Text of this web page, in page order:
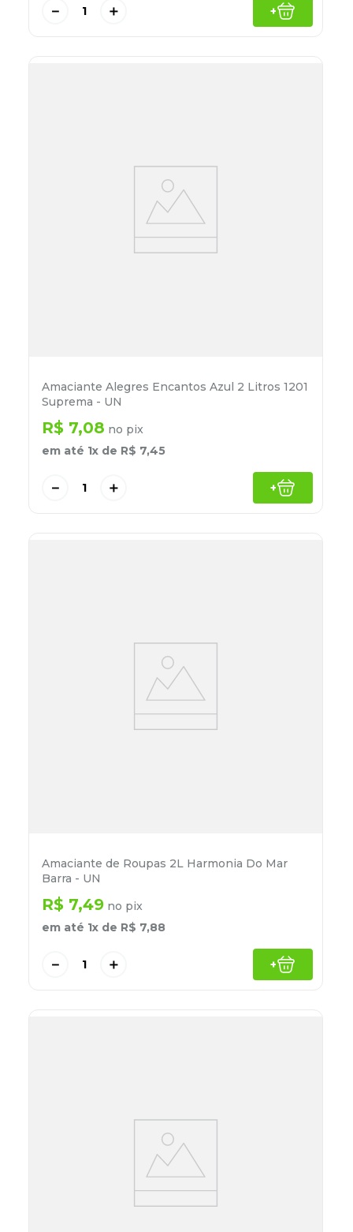
＋
－ +
Amaciante Alegres Encantos Azul 2 Litros 1201
Suprema - UN
R$ 7,08 no pix
em até 1x de R$ 7,45
＋
－ +
Amaciante de Roupas 2L Harmonia Do Mar
Barra - UN
R$ 7,49 no pix
em até 1x de R$ 7,88
＋
－ +